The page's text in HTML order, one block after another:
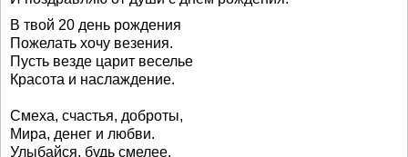
В твой 20 день рождения
Пожелать хочу везения.
Пусть везде царит веселье
Красота и наслаждение.
Смеха, счастья, доброты,
Мира, денег и любви.
Улыбайся, будь смелее.